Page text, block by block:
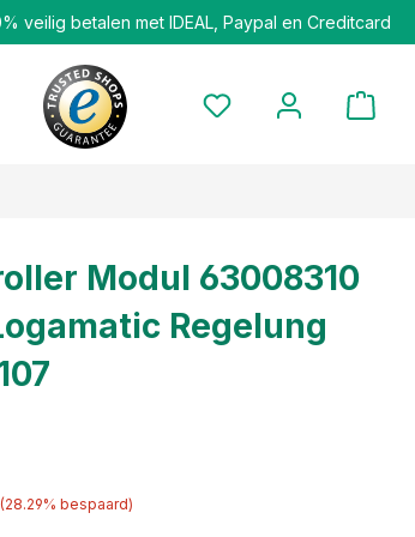
veilig betalen met IDEAL, Paypal en Creditcard
Modul 63008310
Regelung
(28.29% bespaard)